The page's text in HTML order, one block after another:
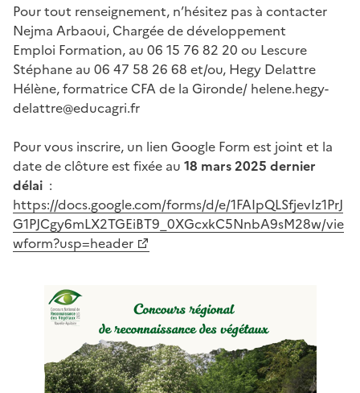
Pour tout renseignement, n’hésitez pas à contacter
Nejma Arbaoui, Chargée de développement
Emploi Formation, au 06 15 76 82 20 ou Lescure
Stéphane au 06 47 58 26 68 et/ou, Hegy Delattre
Hélène, formatrice CFA de la Gironde/ helene.hegy-
delattre@educagri.fr
Pour vous inscrire, un lien Google Form est joint et la
date de clôture est fixée au 18 mars 2025 dernier
délai :
https://docs.google.com/forms/d/e/1FAIpQLSfjevIz1PrJ
G1PJCgy6mLX2TGEiBT9_0XGcxkC5NnbA9sM28w/vie
wform?usp=header